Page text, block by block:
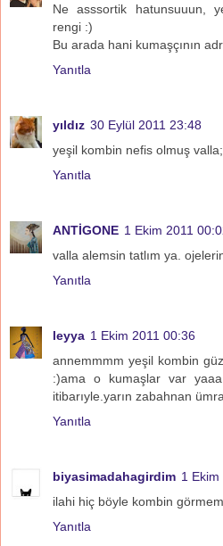
Ne asssortik hatunsuuun,
rengi :)
Bu arada hani kumaşçının
Yanıtla
yıldız 30 Eylül 2011 23:48
yeşil kombin nefis olmuş
Yanıtla
ANTİGONE 1 Ekim 2011
valla alemsin tatlım ya.
Yanıtla
leyya 1 Ekim 2011 00:36
annemmmm yeşil kombin
:)ama o kumaşlar var
itibarıyle.yarın zabahnan
Yanıtla
biyasimadahagirdim 1 Ekim
ilahi hiç böyle kombin
Yanıtla